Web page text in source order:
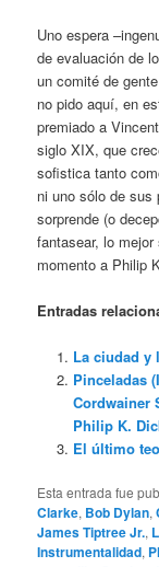
Uno espera
de evaluación de
un comité de
no pido aquí, en
premiado a
siglo XIX, que
sofistica tanto
ni uno sólo de sus
sorprende (o
fantasear, lo
momento a Philip
Entradas
La ciudad y
Pinceladas
Cordwainer
Philip K.
El último
Esta entrada fue
Clarke, Bob Dylan,
James Tiptree Jr.,
Instrumentalidad,